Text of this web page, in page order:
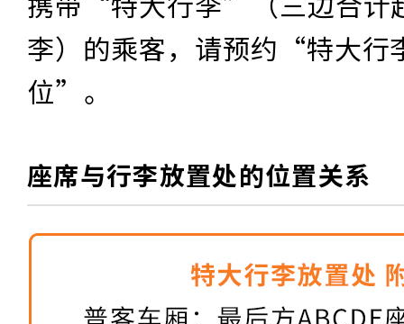
李）的乘客，请预约“特大行
位”。
座席与行李放置处的位置关系